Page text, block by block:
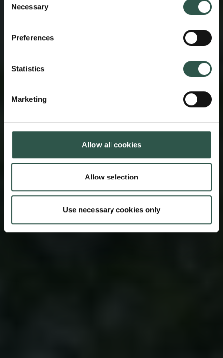
Selection
Necessary
Preferences
Statistics
Marketing
Allow all cookies
Allow selection
Use necessary cookies only